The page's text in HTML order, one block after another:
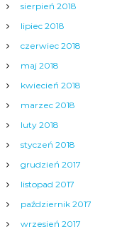
sierpień 2018
lipiec 2018
czerwiec 2018
maj 2018
kwiecień 2018
marzec 2018
luty 2018
styczeń 2018
grudzień 2017
listopad 2017
październik 2017
wrzesień 2017